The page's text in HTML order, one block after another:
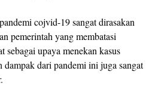
cojvid-19 sangat dirasakan
pemerintah yang membatasi
sebagai upaya menekan kasus
dari pandemi ini juga sangat